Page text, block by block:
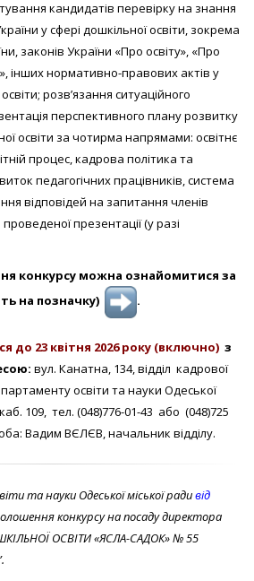
кандидатів перевірку на знання
у сфері дошкільної освіти, зокрема
законів України «Про освіту», «Про
інших нормативно-правових актів у
розв’язання ситуаційного
перспективного плану розвитку
освіти за чотирма напрямами: освітнє
процес, кадрова політика та
педагогічних працівників, система
відповідей на запитання членів
проведеної презентації (у разі
конкурсу можна ознайомитися за
на позначку)
.
23 квітня 2026 року (включно) з
вул. Канатна, 134, відділ кадрової
освіти та науки Одеської
109, тел. (048)776-01-43 або (048)725
Вадим ВЄЛЄВ, начальник відділу.
та науки Одеської міської радивід
конкурсу на посаду директора
ОСВІТИ «ЯСЛА-САДОК» № 55